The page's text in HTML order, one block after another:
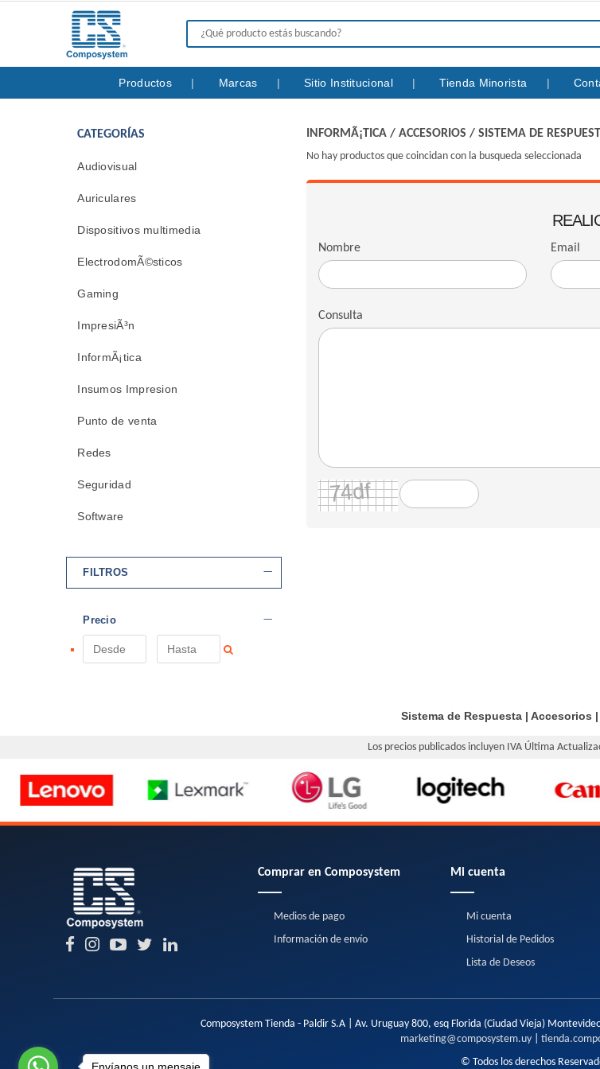
Productos Marcas Sitio Institucional Tienda Minorista
CATEGORÍAS
Audiovisual
Auriculares
Dispositivos multimedia
ElectrodomÃ©sticos
Gaming
ImpresiÃ³n
InformÃ¡tica
Insumos Impresion
Punto de venta
Redes
Seguridad
Software
FILTROS
Precio
INFORMÃ¡TICA/ ACCESORIOS / SISTEMA DE
No hay productos que coincidan con la busqueda seleccionada
Nombre Email
Consulta
Sistema de Respuesta | Accesorios |
Los precios publicados incluyen IVA Última
Comprar en Composystem
Medios de pago
Información de envío
Mi cuenta
Mi cuenta
Historial de Pedidos
Lista de Deseos
Composystem Tienda - Paldir S.A | Av. Uruguay 800, esq Florida (Ciudad Vieja)
marketing@composystem.uy|
© Todos los derechos